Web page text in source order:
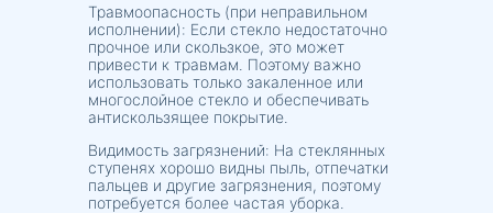
Травмоопасность (при неправильном
исполнении): Если стекло недостаточно
прочное или скользкое, это может
привести к травмам. Поэтому важно
использовать только закаленное или
многослойное стекло и обеспечивать
антискользящее покрытие.
Видимость загрязнений: На стеклянных
ступенях хорошо видны пыль, отпечатки
пальцев и другие загрязнения, поэтому
потребуется более частая уборка.